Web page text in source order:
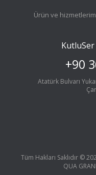
Ürün ve
+90
Atatürk Bulvarı
Tüm Hakları Saklıdır ©
QUA